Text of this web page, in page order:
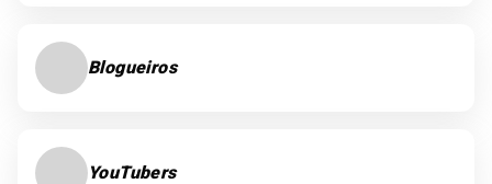
Blogueiros
YouTubers